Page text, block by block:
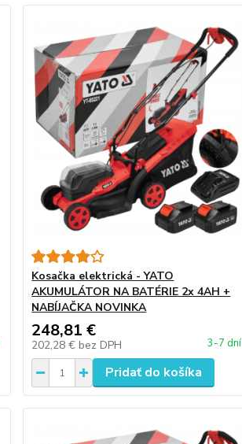
Kosačka elektrická - YATO
AKUMULÁTOR NA BATÉRIE 2x 4AH +
NABÍJAČKA NOVINKA
248,81 €
202,28 € bez DPH 3-7 dní
Pridať do košíka